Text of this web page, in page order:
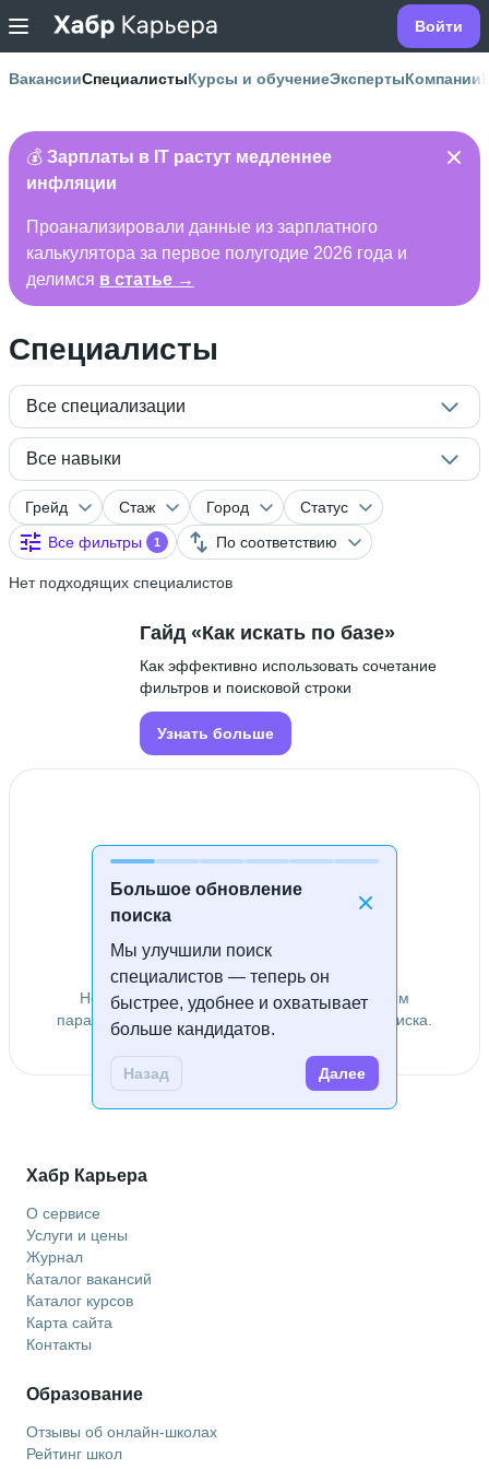
Войти
ВакансииСпециалистыКурсы и обучениеЭкспертыКомпании
💰 Зарплаты в IT растут медленнее
инфляции
Проанализировали данные из зарплатного
калькулятора за первое полугодие 2026 года и
делимся в статье →
Специалисты
Все специализации
Все навыки
Грейд Стаж Город
Статус
Все фильтры
1 По соответствию
Нет подходящих специалистов
Большое обновление
поиска
Мы улучшили поиск
специалистов — теперь он
быстрее, удобнее и охватывает
больше кандидатов.
Назад Далее
Гайд «Как искать по базе»
Как эффективно использовать сочетание
фильтров и поисковой строки
Узнать больше
Специалисты не найдены
Не удалось найти специалистов по заданным
параметрам. Попробуйте изменить условия поиска.
Хабр Карьера
О сервисе
Услуги и цены
Журнал
Каталог вакансий
Каталог курсов
Карта сайта
Контакты
Образование
Отзывы об онлайн-школах
Рейтинг школ